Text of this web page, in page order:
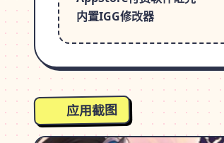
内置IGG修改器
应用截图